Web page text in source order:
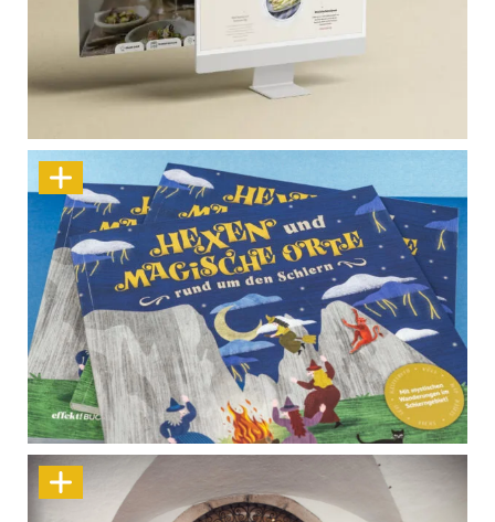
So knackig wie der Spargel selbst
Sagenhaft wandern